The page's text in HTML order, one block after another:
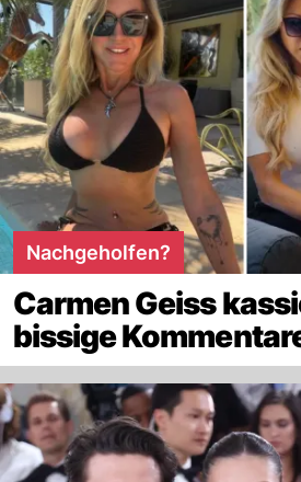
Nachgeholfen?
Carmen Geiss
bissige